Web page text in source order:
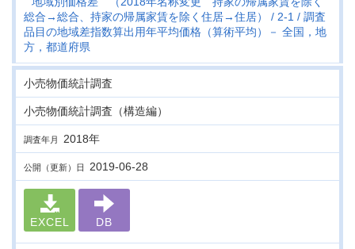
総合→総合、持家の帰属家賃を除く住居→住居）
2-1
調査
品目の地域差指数算出用年平均価格（算術平均）－ 全国，地
方，都道府県
小売物価統計調査
小売物価統計調査（構造編）
調査年月 2018年
公開（更新）日 2019-06-28
EXCEL DB